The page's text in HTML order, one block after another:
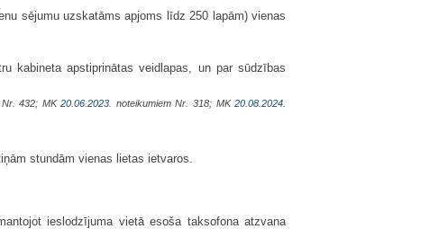
sējumu uzskatāms apjoms līdz 250 lapām) vienas
kabineta apstiprinātas veidlapas, un par sūdzības
Nr. 432; MK20.06.2023. noteikumiem Nr. 318; MK20.08.2024.
stundām vienas lietas ietvaros.
ieslodzījuma vietā esoša taksofona atzvana